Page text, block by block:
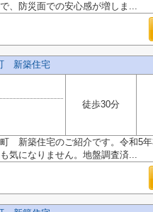
、防災面での安心感が増しま...
新築住宅
徒歩30分
新築住宅のご紹介です。令和5年
気になりません。地盤調査済...